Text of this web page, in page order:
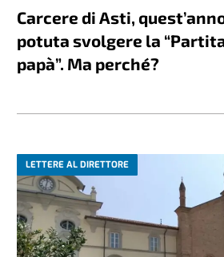
Carcere di Asti,
potuta svolgere la
papà”. Ma perché?
LETTERE AL DIRETTORE